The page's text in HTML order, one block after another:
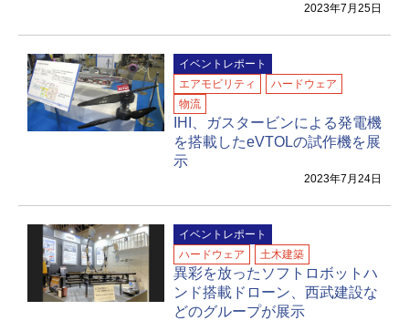
2023年7月25日
イベントレポート
エアモビリティ
ハードウェア
物流
IHI、ガスタービンによる発電機
を搭載したeVTOLの試作機を展
示
2023年7月24日
イベントレポート
ハードウェア
土木建築
異彩を放ったソフトロボットハ
ンド搭載ドローン、西武建設な
どのグループが展示